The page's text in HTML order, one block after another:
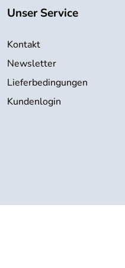
Unser Service
Kontakt
Newsletter
Lieferbedingungen
Kundenlogin